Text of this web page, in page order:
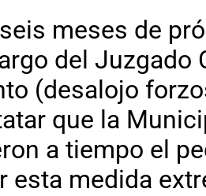
meses de
del Juzgado
(desalojo
que la
a tiempo el
esta medida